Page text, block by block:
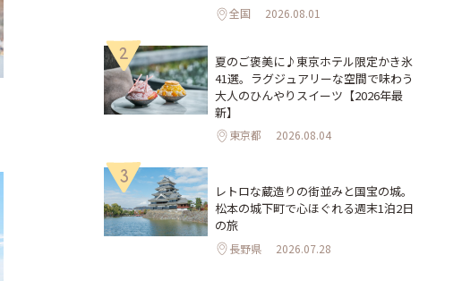
全国 2026.08.01
2
夏のご褒美に♪東京ホテル限定かき氷
41選。ラグジュアリーな空間で味わう
大人のひんやりスイーツ【2026年最
新】
東京都 2026.08.04
3
レトロな蔵造りの街並みと国宝の城。
松本の城下町で心ほぐれる週末1泊2日
の旅
長野県 2026.07.28